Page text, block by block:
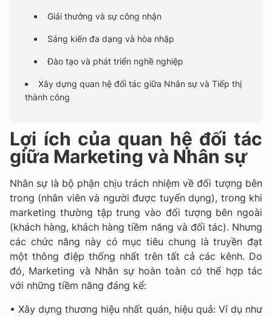
Giải thưởng và sự công nhận
Sáng kiến đa dạng và hòa nhập
Đào tạo và phát triển nghề nghiệp
Xây dựng quan hệ đối tác giữa Nhân sự và Tiếp thị
thành công
Lợi ích của quan hệ đối tác
giữa Marketing và Nhân sự
Nhân sự là bộ phận chịu trách nhiệm về đối tượng bên
trong (nhân viên và người được tuyển dụng), trong khi
marketing thường tập trung vào đối tượng bên ngoài
(khách hàng, khách hàng tiềm năng và đối tác). Nhưng
các chức năng này có mục tiêu chung là truyền đạt
một thông điệp thống nhất trên tất cả các kênh. Do
đó, Marketing và Nhân sự hoàn toàn có thể hợp tác
với những tiềm năng đáng kể:
• Xây dựng thương hiệu nhất quán, hiệu quả: Ví dụ như